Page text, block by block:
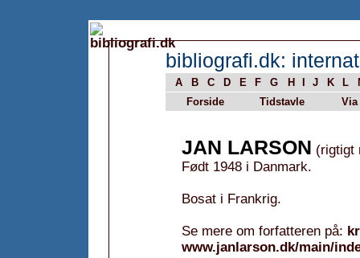
bibliografi.dk:
A B C D E F G H J K L
Forside
Tidstavle Via
JAN LARSON (rigtigt
Født 1948 i Danmark.
Bosat i Frankrig.
Se mere om forfatteren på:
www.janlarson.dk/main/